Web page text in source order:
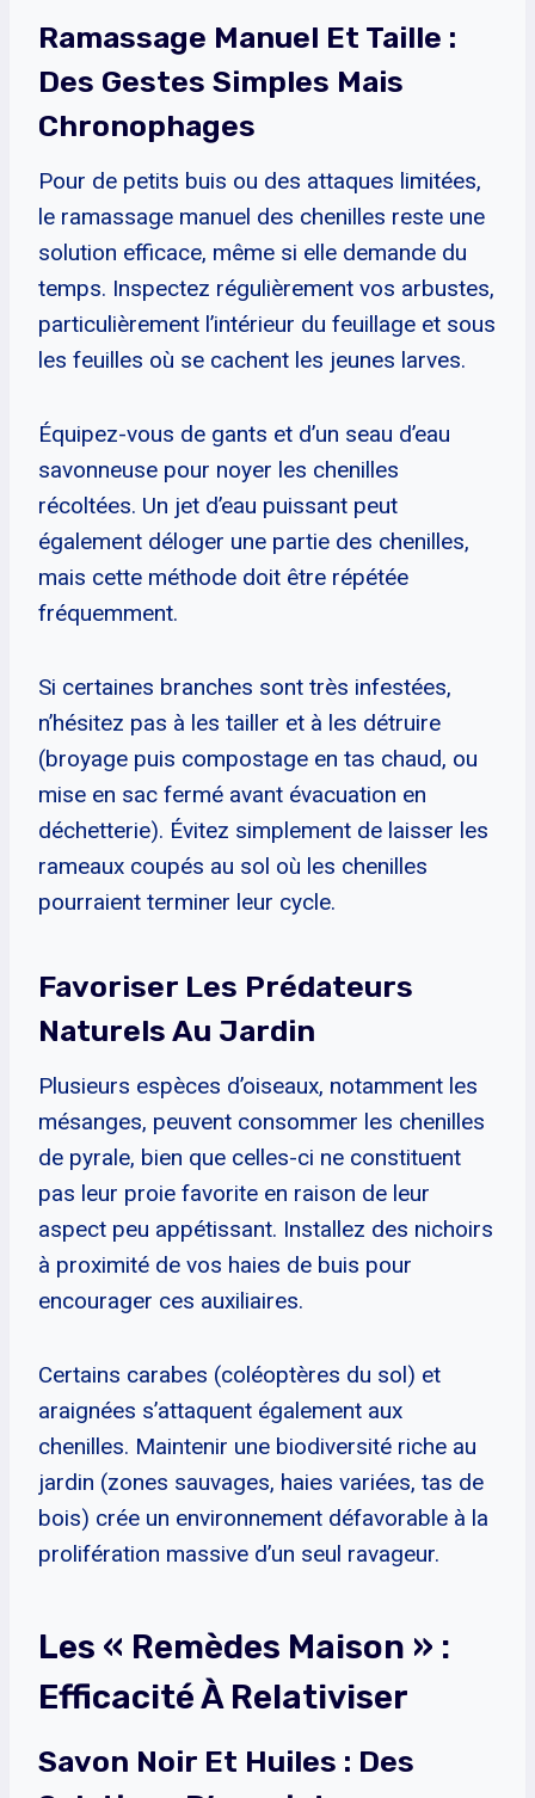
Ramassage Manuel Et Taille :
Des Gestes Simples Mais
Chronophages
Pour de petits buis ou des attaques limitées,
le ramassage manuel des chenilles reste une
solution efficace, même si elle demande du
temps. Inspectez régulièrement vos arbustes,
particulièrement l’intérieur du feuillage et sous
les feuilles où se cachent les jeunes larves.
Équipez-vous de gants et d’un seau d’eau
savonneuse pour noyer les chenilles
récoltées. Un jet d’eau puissant peut
également déloger une partie des chenilles,
mais cette méthode doit être répétée
fréquemment.
Si certaines branches sont très infestées,
n’hésitez pas à les tailler et à les détruire
(broyage puis compostage en tas chaud, ou
mise en sac fermé avant évacuation en
déchetterie). Évitez simplement de laisser les
rameaux coupés au sol où les chenilles
pourraient terminer leur cycle.
Favoriser Les Prédateurs
Naturels Au Jardin
Plusieurs espèces d’oiseaux, notamment les
mésanges, peuvent consommer les chenilles
de pyrale, bien que celles-ci ne constituent
pas leur proie favorite en raison de leur
aspect peu appétissant. Installez des nichoirs
à proximité de vos haies de buis pour
encourager ces auxiliaires.
Certains carabes (coléoptères du sol) et
araignées s’attaquent également aux
chenilles. Maintenir une biodiversité riche au
jardin (zones sauvages, haies variées, tas de
bois) crée un environnement défavorable à la
prolifération massive d’un seul ravageur.
Les « Remèdes Maison » :
Efficacité À Relativiser
Savon Noir Et Huiles : Des